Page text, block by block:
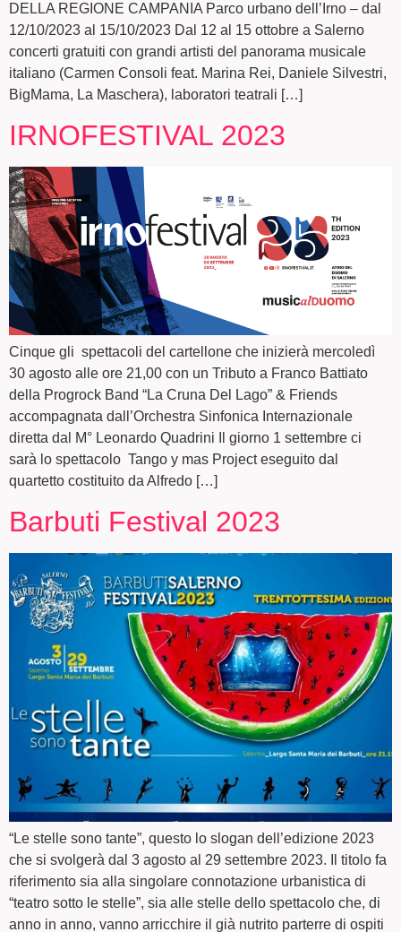
DELLA REGIONE CAMPANIA Parco urbano dell’Irno – dal
12/10/2023 al 15/10/2023 Dal 12 al 15 ottobre a Salerno
concerti gratuiti con grandi artisti del panorama musicale
italiano (Carmen Consoli feat. Marina Rei, Daniele Silvestri,
BigMama, La Maschera), laboratori teatrali […]
IRNOFESTIVAL 2023
Cinque gli spettacoli del cartellone che inizierà mercoledì
30 agosto alle ore 21,00 con un Tributo a Franco Battiato
della Progrock Band “La Cruna Del Lago” & Friends
accompagnata dall’Orchestra Sinfonica Internazionale
diretta dal M° Leonardo Quadrini Il giorno 1 settembre ci
sarà lo spettacolo Tango y mas Project eseguito dal
quartetto costituito da Alfredo […]
Barbuti Festival 2023
“Le stelle sono tante”, questo lo slogan dell’edizione 2023
che si svolgerà dal 3 agosto al 29 settembre 2023. Il titolo fa
riferimento sia alla singolare connotazione urbanistica di
“teatro sotto le stelle”, sia alle stelle dello spettacolo che, di
anno in anno, vanno arricchire il già nutrito parterre di ospiti